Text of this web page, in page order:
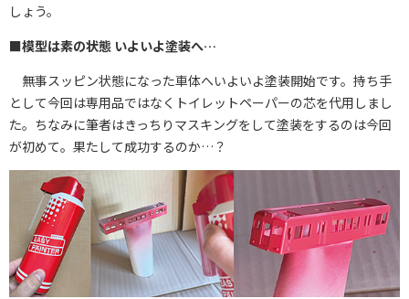
しょう。
■模型は素の状態 いよいよ塗装へ…
無事スッピン状態になった車体へいよいよ塗装開始です。持ち手
として今回は専用品ではなくトイレットペーパーの芯を代用しまし
た。ちなみに筆者はきっちりマスキングをして塗装をするのは今回
が初めて。果たして成功するのか…？